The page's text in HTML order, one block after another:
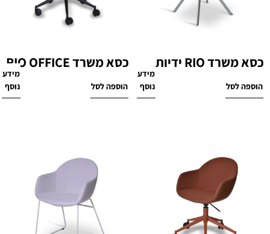
כסא משרד RIO ידיות
₪1,660
הוספה לסל
מידע
נוסף
כסא משרד RIO OFFICE
₪1,800
הוספה לסל
מידע
נוסף